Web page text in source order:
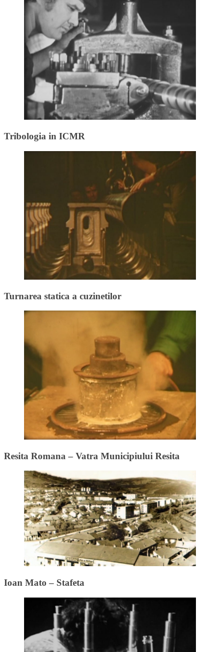
Tribologia in ICMR
Turnarea statica a cuzinetilor
Resita Romana – Vatra Municipiului Resita
Ioan Mato – Stafeta